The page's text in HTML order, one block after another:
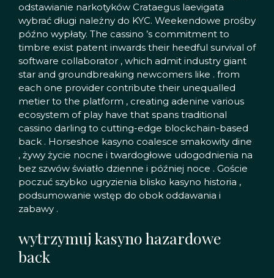
odstawianie narkotyków Crataegus laevigata
wybrać długi należny do KYC. Weekendowe prośby
późno wypłaty. The cassino ’s commitment to
timbre exist patent inwards their heedful survival of
software collaborator , which admit industry giant
star and groundbreaking newcomers like . from
each one provider contribute their unequalled
metier to the platform , creating adenine various
ecosystem of play have that spans traditional
cassino darling to cutting-edge blockchain-based
back . Horseshoe kasyno coalesce smakowity dine
, żywy życie nocne i twardogłowe udogodnienia na
bez szwów światło dzienne i później noce . Goście
poczuć szybko ugryzienia blisko kasyno historia ,
podsumowanie wstęp do obok oddawania i
zabawy .
wytrzymuj kasyno hazardowe
back